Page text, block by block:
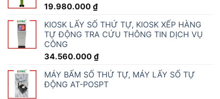
19.980.000 ₫
KIOSK LẤY SỐ THỨ TỰ, KIOSK XẾP HÀNG
TỰ ĐỘNG TRA CỨU THÔNG TIN DỊCH VỤ
CÔNG
34.560.000 ₫
MÁY BẤM SỐ THỨ TỰ, MÁY LẤY SỐ TỰ
ĐỘNG AT-POSPT